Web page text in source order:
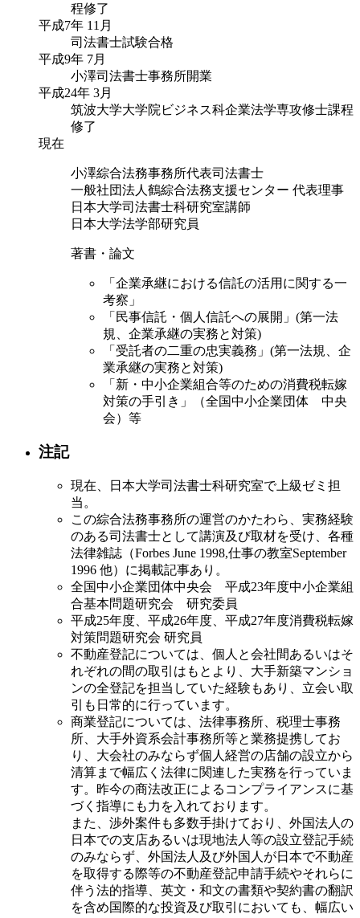
程修了
平成7年 11月
司法書士試験合格
平成9年 7月
小澤司法書士事務所開業
平成24年 3月
筑波大学大学院ビジネス科企業法学専攻修士課程
修了
現在
小澤綜合法務事務所代表司法書士
一般社団法人鶴綜合法務支援センター 代表理事
日本大学司法書士科研究室講師
日本大学法学部研究員
著書・論文
「企業承継における信託の活用に関する一
考察」
「民事信託・個人信託への展開」(第一法
規、企業承継の実務と対策)
「受託者の二重の忠実義務」(第一法規、企
業承継の実務と対策)
「新・中小企業組合等のための消費税転嫁
対策の手引き」（全国中小企業団体 中央
会）等
注記
現在、日本大学司法書士科研究室で上級ゼミ担
当。
この綜合法務事務所の運営のかたわら、実務経験
のある司法書士として講演及び取材を受け、各種
法律雑誌（Forbes June 1998,仕事の教室September
1996 他）に掲載記事あり。
全国中小企業団体中央会 平成23年度中小企業組
合基本問題研究会 研究委員
平成25年度、平成26年度、平成27年度消費税転嫁
対策問題研究会 研究員
不動産登記については、個人と会社間あるいはそ
れぞれの間の取引はもとより、大手新築マンショ
ンの全登記を担当していた経験もあり、立会い取
引も日常的に行っています。
商業登記については、法律事務所、税理士事務
所、大手外資系会計事務所等と業務提携してお
り、大会社のみならず個人経営の店舗の設立から
清算まで幅広く法律に関連した実務を行っていま
す。昨今の商法改正によるコンプライアンスに基
づく指導にも力を入れております。
また、渉外案件も多数手掛けており、外国法人の
日本での支店あるいは現地法人等の設立登記手続
のみならず、外国法人及び外国人が日本で不動産
を取得する際等の不動産登記申請手続やそれらに
伴う法的指導、英文・和文の書類や契約書の翻訳
を含め国際的な投資及び取引においても、幅広い